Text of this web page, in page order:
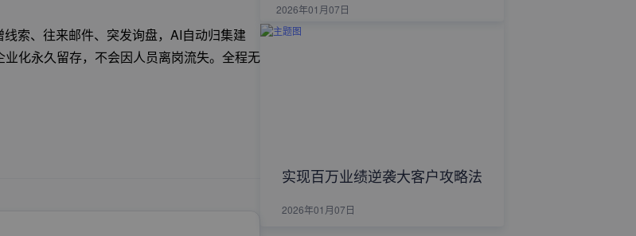
索、往来邮件、突发询盘，AI自动归集建
化永久留存，不会因人员离岗流失。全程无
2026年01月07日
实现百万业绩逆袭大客户攻略法
2026年01月07日